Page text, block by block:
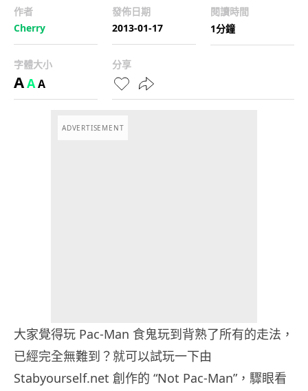
作者
Cherry
發佈日期
2013-01-17
閱讀時間
1分鐘
字體大小
AAA
分享
ADVERTISEMENT
大家覺得玩 Pac-Man 食鬼玩到背熟了所有的走法，
已經完全無難到？就可以試玩一下由
Stabyourself.net 創作的 “Not Pac-Man”，驟眼看